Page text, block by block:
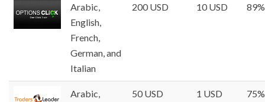
Arabic,
English,
French,
German, and
Italian
200 USD 10 USD 89%
Arabic,
50 USD 1 USD 75%